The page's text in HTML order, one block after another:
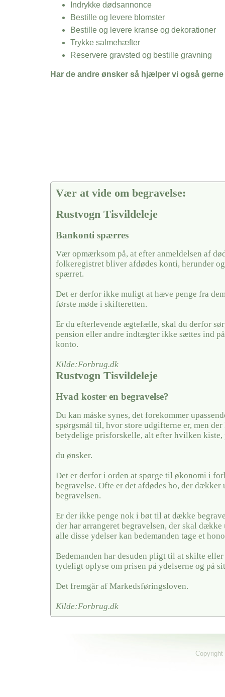
Indrykke dødsannonce
Bestille og levere blomster
Bestille og levere kranse og dekorationer
Trykke salmehæfter
Reservere gravsted og bestille gravning
Har de andre ønsker så hjælper vi også gerne
Vær at vide om begravelse:
Rustvogn Tisvildeleje
Bankonti spærres
Vær opmærksom på, at efter anmeldelsen af
folkeregistret bliver afdødes konti, herunder
spærret.
Det er derfor ikke muligt at hæve penge fra
første møde i skifteretten.
Er du efterlevende ægtefælle, skal du derfor
pension eller andre indtægter ikke sættes ind
konto.
Kilde:Forbrug.dk
Rustvogn Tisvildeleje
Hvad koster en begravelse?
Du kan måske synes, det forekommer
spørgsmål til, hvor store udgifterne er, men
betydelige prisforskelle, alt efter hvilken kiste,
du ønsker.
Det er derfor i orden at spørge til økonomi i
begravelse. Ofte er det afdødes bo, der
begravelsen.
Er der ikke penge nok i bøt til at dække
der har arrangeret begravelsen, der skal
alle disse ydelser kan bedemanden tage et
Bedemanden har desuden pligt til at skilte eller
tydeligt oplyse om prisen på ydelserne og på
Det fremgår af Markedsføringsloven.
Kilde:Forbrug.dk